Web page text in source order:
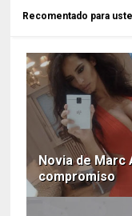
Recomentado para
Novia de Marc
compromiso